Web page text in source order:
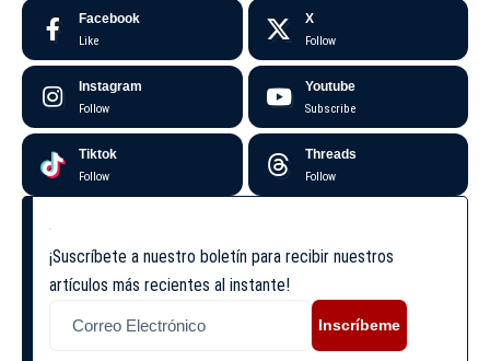
Facebook
Like
X
Follow
Instagram
Follow
Youtube
Subscribe
Tiktok
Follow
Threads
Follow
¡Suscríbete a nuestro boletín para recibir nuestros
artículos más recientes al instante!
Inscríbeme